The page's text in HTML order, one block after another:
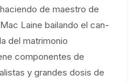
de maestro de
Laine bailando el can-
del matrimonio
componentes de
y grandes dosis de